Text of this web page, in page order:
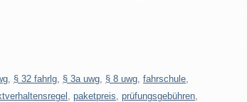
§ 32 fahrlg § 3a uwg § 8 uwg fahrschule
paketpreis prüfungsgebühren